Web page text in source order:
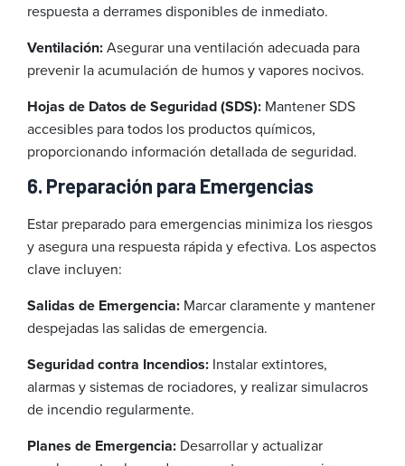
respuesta a derrames disponibles de inmediato.
Ventilación:Asegurar una ventilación adecuada para
prevenir la acumulación de humos y vapores nocivos.
Hojas de Datos de Seguridad (SDS): Mantener SDS
accesibles para todos los productos químicos,
proporcionando información detallada de seguridad.
6. Preparación para Emergencias
Estar preparado para emergencias minimiza los riesgos
y asegura una respuesta rápida y efectiva. Los aspectos
clave incluyen:
Salidas de Emergencia: Marcar claramente y mantener
despejadas las salidas de emergencia.
Seguridad contra Incendios: Instalar extintores,
alarmas y sistemas de rociadores, y realizar simulacros
de incendio regularmente.
Planes de Emergencia: Desarrollar y actualizar